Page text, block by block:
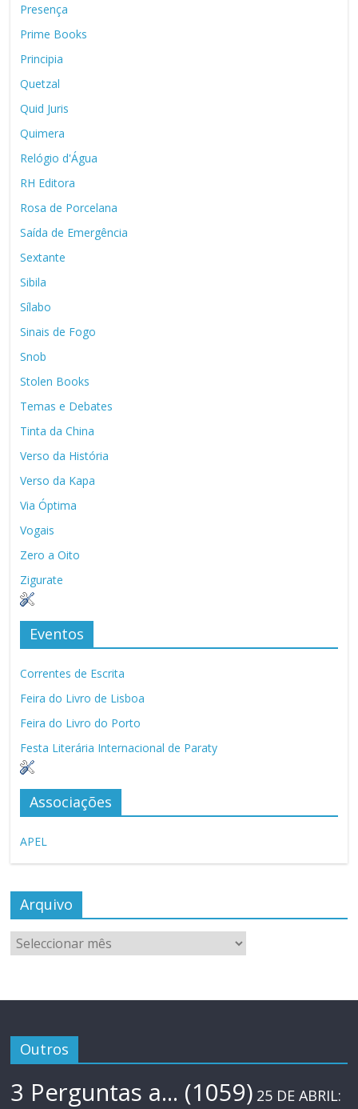
Presença
Prime Books
Principia
Quetzal
Quid Juris
Quimera
Relógio d'Água
RH Editora
Rosa de Porcelana
Saída de Emergência
Sextante
Sibila
Sílabo
Sinais de Fogo
Snob
Stolen Books
Temas e Debates
Tinta da China
Verso da História
Verso da Kapa
Via Óptima
Vogais
Zero a Oito
Zigurate
Eventos
Correntes de Escrita
Feira do Livro de Lisboa
Feira do Livro do Porto
Festa Literária Internacional de Paraty
Associações
APEL
Arquivo
Arquivo
Outros
3 Perguntas a... (1059) 25 DE ABRIL: